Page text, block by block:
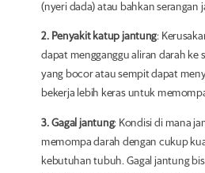
(nyeri dada) atau bahkan serangan
2. Penyakit katup jantung:
dapat mengganggu aliran darah ke
yang bocor atau sempit dapat
bekerja lebih keras untuk
3. Gagal jantung: Kondisi di mana
memompa darah dengan cukup
kebutuhan tubuh. Gagal jantung